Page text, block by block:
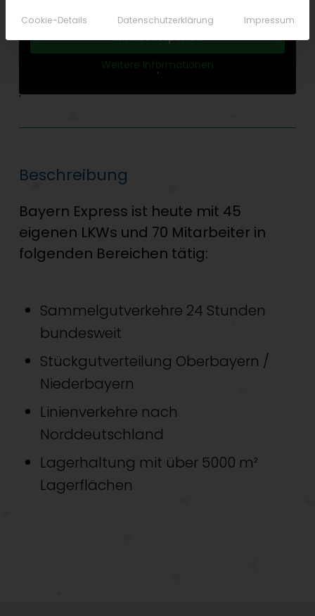
Inhalt entsperren
Weitere Informationen
'
'
Beschreibung
Bayern Express ist heute mit 45
eigenen LKWs und 70 Mitarbeiter in
folgenden Bereichen tätig:
Sammelgutverkehre 24 Stunden
bundesweit
Stückgutverteilung Oberbayern /
Niederbayern
Linienverkehre nach
Norddeutschland
Lagerhaltung mit über 5000 m²
Lagerflächen
Cookie-Details Datenschutzerklärung Impressum